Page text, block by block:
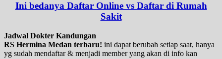
Ini bedanya Daftar Online vs Daftar di Rumah
Sakit
Jadwal Dokter Kandungan
RS Hermina Medan terbaru! ini dapat berubah setiap saat, hanya
yg sudah mendaftar & menjadi member yang akan di info kan